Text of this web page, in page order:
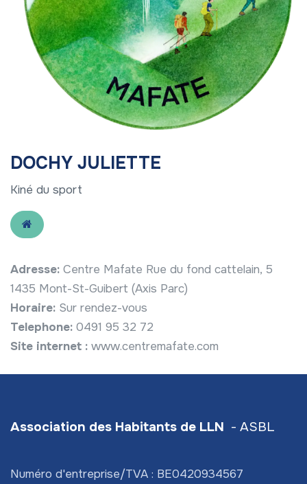
DOCHY JULIETTE
Kiné du sport
Adresse: Centre Mafate Rue du fond cattelain, 5
1435 Mont-St-Guibert (Axis Parc)
Horaire: Sur rendez-vous
Telephone: 0491 95 32 72
Site internet : www.centremafate.com
Association des Habitants de LLN - ASBL
Numéro d'entreprise/TVA : BE0420934567